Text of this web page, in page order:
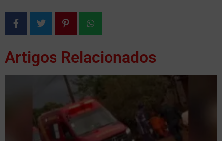
Artigos Relacionados